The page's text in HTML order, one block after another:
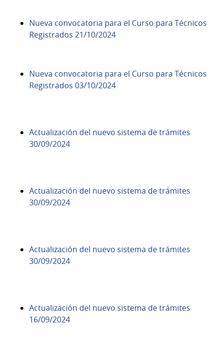
Nueva convocatoria para el Curso para Técnicos
Registrados 21/10/2024
Nueva convocatoria para el Curso para Técnicos
Registrados 03/10/2024
Actualización del nuevo sistema de trámites
30/09/2024
Actualización del nuevo sistema de trámites
30/09/2024
Actualización del nuevo sistema de trámites
30/09/2024
Actualización del nuevo sistema de trámites
16/09/2024